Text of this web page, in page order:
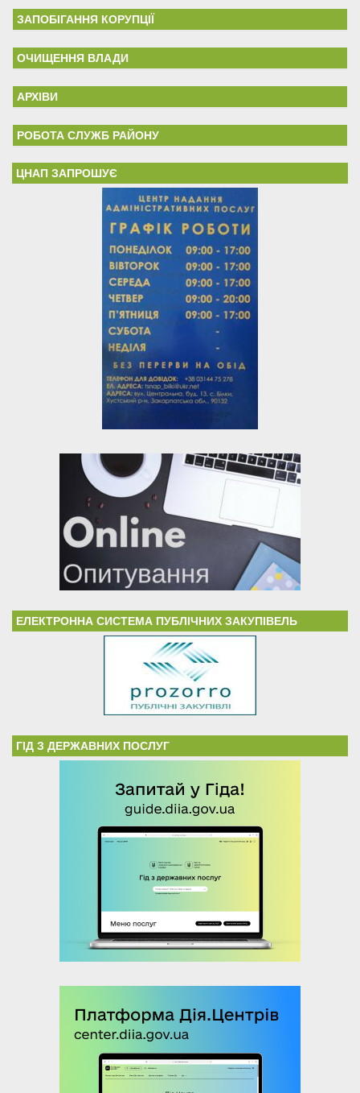
ЗАПОБІГАННЯ КОРУПЦІЇ
ОЧИЩЕННЯ ВЛАДИ
АРХІВИ
РОБОТА СЛУЖБ РАЙОНУ
ЦНАП ЗАПРОШУЄ
ЕЛЕКТРОННА СИСТЕМА ПУБЛІЧНИХ ЗАКУПІВЕЛЬ
ГІД З ДЕРЖАВНИХ ПОСЛУГ